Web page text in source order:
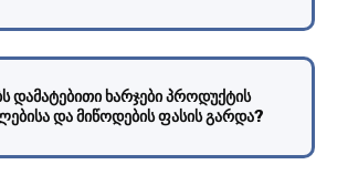
დამატებითი ხარჯები პროდუქტის
და მიწოდების ფასის გარდა?